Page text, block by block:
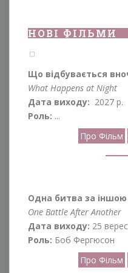
НОВІ ФІЛЬМИ
Що відбувається
What Happens at Night
Дата виходу: 2027 р.
Роль: ...
Про Фільм
Одна битва за іншою
One Battle After Another
Дата виходу: 25
Роль: Боб Фергюсон
Про Фільм